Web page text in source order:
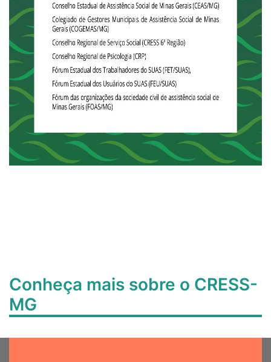
Conheça mais sobre o CRESS-
MG